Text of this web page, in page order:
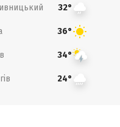
32°
36°
34°
24°